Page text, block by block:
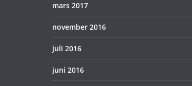
mars 2017
november 2016
juli 2016
juni 2016